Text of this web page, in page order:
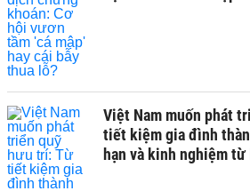
Việt Nam muốn phát
tiết kiệm gia đình
hạn và kinh nghiệm